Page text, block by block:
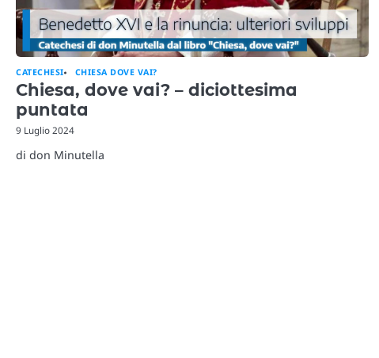
CATECHESI CHIESA DOVE VAI?
Chiesa, dove vai? – diciottesima
puntata
9 Luglio 2024
di don Minutella